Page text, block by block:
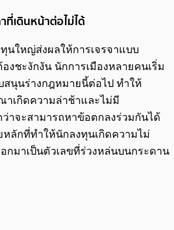
ที่เดินหน้าต่อไม่ได้
นใหญ่ส่งผลให้การเจรจาแบบ
งชะงักงัน นักการเมืองหลายคนเริ่ม
สนุนร่างกฎหมายนี้ต่อไป ทำให้
าเกิดความล่าช้าและไม่มี
าจะสามารถหาข้อตกลงร่วมกันได้
หลักที่ทำให้นักลงทุนเกิดความไม่
กมาเป็นตัวเลขที่ร่วงหล่นบนกระดาน